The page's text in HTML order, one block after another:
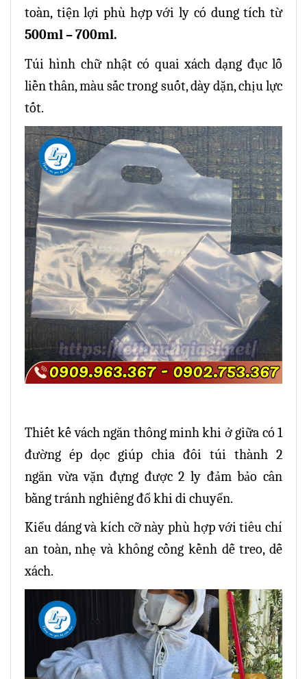
toàn, tiện lợi phù hợp với ly có dung tích từ
500ml – 700ml.
Túi hình chữ nhật có quai xách dạng đục lỗ
liền thân, màu sắc trong suốt, dày dặn, chịu lực
tốt.
Thiết kế vách ngăn thông minh khi ở giữa có 1
đường ép dọc giúp chia đôi túi thành 2
ngăn vừa vặn đựng được 2 ly đảm bảo cân
bằng tránh nghiêng đổ khi di chuyển.
Kiểu dáng và kích cỡ này phù hợp với tiêu chí
an toàn, nhẹ và không cồng kềnh dễ treo, dễ
xách.